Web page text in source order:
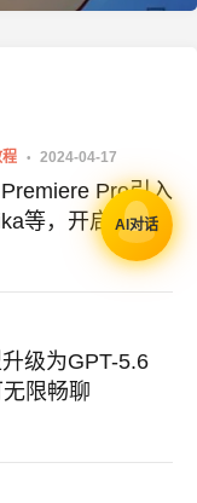
2024-04-17
Pro引入
等，开启智能
级为GPT-5.6
限畅聊
AI对话